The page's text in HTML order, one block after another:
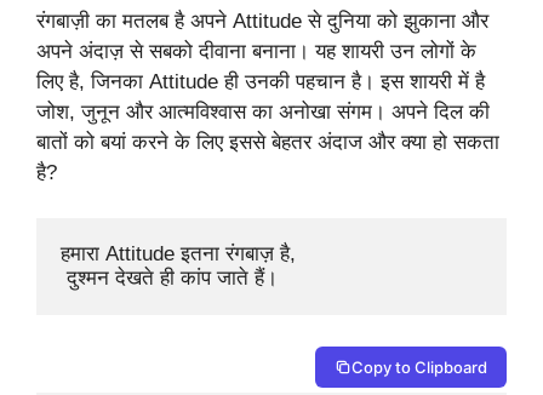
रंगबाज़ी का मतलब है अपने Attitude से दुनिया को झुकाना और
अपने अंदाज़ से सबको दीवाना बनाना। यह शायरी उन लोगों के
लिए है, जिनका Attitude ही उनकी पहचान है। इस शायरी में है
जोश, जुनून और आत्मविश्वास का अनोखा संगम। अपने दिल की
बातों को बयां करने के लिए इससे बेहतर अंदाज और क्या हो सकता
है?
हमारा Attitude इतना रंगबाज़ है,
दुश्मन देखते ही कांप जाते हैं।
Copy to Clipboard